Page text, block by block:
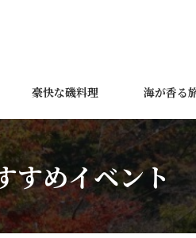
豪快な磯料理 海が香る
すめイベン